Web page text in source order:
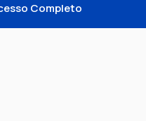
Completo